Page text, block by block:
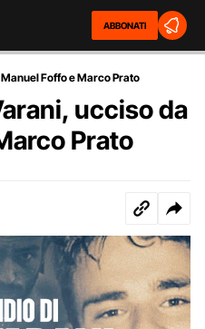
ABBONATI
Foffo e Marco Prato
ucciso da
Prato